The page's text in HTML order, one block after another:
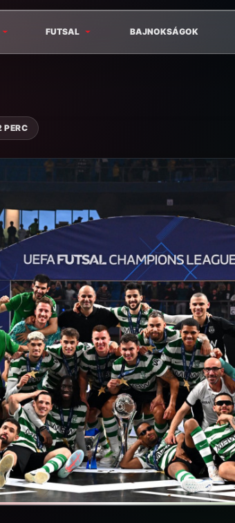
FUTSAL BAJNOKSÁGOK